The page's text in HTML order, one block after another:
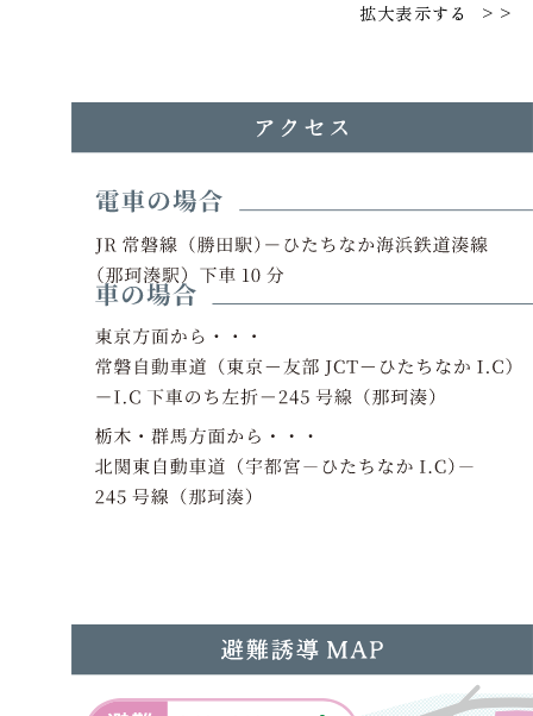
拡大表示する >>